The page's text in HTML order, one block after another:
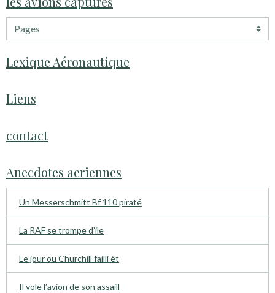
Lexique Aéronautique
Liens
contact
Anecdotes aeriennes
Un Messerschmitt Bf 110 piraté
La RAF se trompe d’ile
Le jour ou Churchill failli êt
Il vole l’avion de son assaill